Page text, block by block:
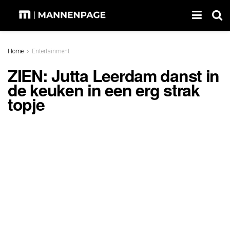
Home Entertainment
ZIEN: Jutta Leerdam danst in
de keuken in een erg strak
topje